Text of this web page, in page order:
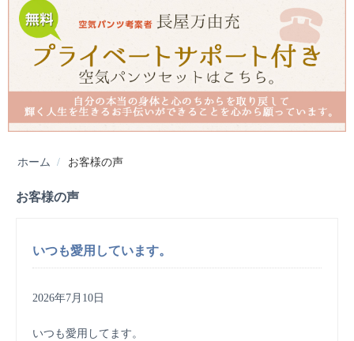
ホーム / お客様の声
お客様の声
いつも愛用しています。
2026年7月10日
いつも愛用してます。